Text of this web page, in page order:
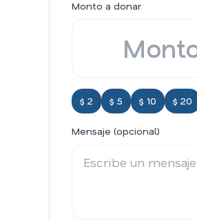
Monto a donar
$ 2 $ 5 $ 10 $ 20
Mensaje (opcional)